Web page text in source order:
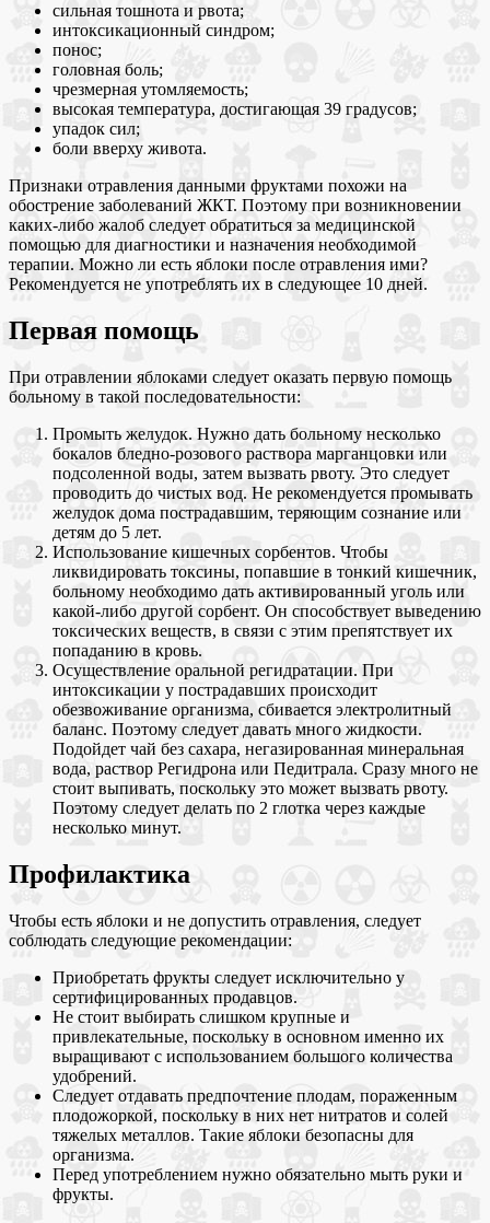
сильная тошнота и рвота;
интоксикационный синдром;
понос;
головная боль;
чрезмерная утомляемость;
высокая температура, достигающая 39 градусов;
упадок сил;
боли вверху живота.
Признаки отравления данными фруктами похожи на
обострение заболеваний ЖКТ. Поэтому при возникновении
каких-либо жалоб следует обратиться за медицинской
помощью для диагностики и назначения необходимой
терапии. Можно ли есть яблоки после отравления ими?
Рекомендуется не употреблять их в следующее 10 дней.
Первая помощь
При отравлении яблоками следует оказать первую помощь
больному в такой последовательности:
Промыть желудок. Нужно дать больному несколько
бокалов бледно-розового раствора марганцовки или
подсоленной воды, затем вызвать рвоту. Это следует
проводить до чистых вод. Не рекомендуется промывать
желудок дома пострадавшим, теряющим сознание или
детям до 5 лет.
Использование кишечных сорбентов. Чтобы
ликвидировать токсины, попавшие в тонкий кишечник,
больному необходимо дать активированный уголь или
какой-либо другой сорбент. Он способствует выведению
токсических веществ, в связи с этим препятствует их
попаданию в кровь.
Осуществление оральной регидратации. При
интоксикации у пострадавших происходит
обезвоживание организма, сбивается электролитный
баланс. Поэтому следует давать много жидкости.
Подойдет чай без сахара, негазированная минеральная
вода, раствор Регидрона или Педитрала. Сразу много не
стоит выпивать, поскольку это может вызвать рвоту.
Поэтому следует делать по 2 глотка через каждые
несколько минут.
Профилактика
Чтобы есть яблоки и не допустить отравления, следует
соблюдать следующие рекомендации:
Приобретать фрукты следует исключительно у
сертифицированных продавцов.
Не стоит выбирать слишком крупные и
привлекательные, поскольку в основном именно их
выращивают с использованием большого количества
удобрений.
Следует отдавать предпочтение плодам, пораженным
плодожоркой, поскольку в них нет нитратов и солей
тяжелых металлов. Такие яблоки безопасны для
организма.
Перед употреблением нужно обязательно мыть руки и
фрукты.